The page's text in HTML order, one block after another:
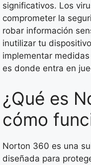
significativos. Los
comprometer la
robar información
inutilizar tu
implementar
es donde entra en
¿Qué es
cómo
Norton 360 es una
diseñada para